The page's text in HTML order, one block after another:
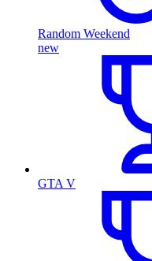
Random Weekend
new
GTA V